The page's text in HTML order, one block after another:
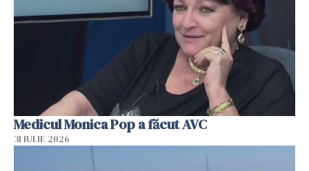
Medicul Monica Pop a făcut AVC
31 IULIE 2026